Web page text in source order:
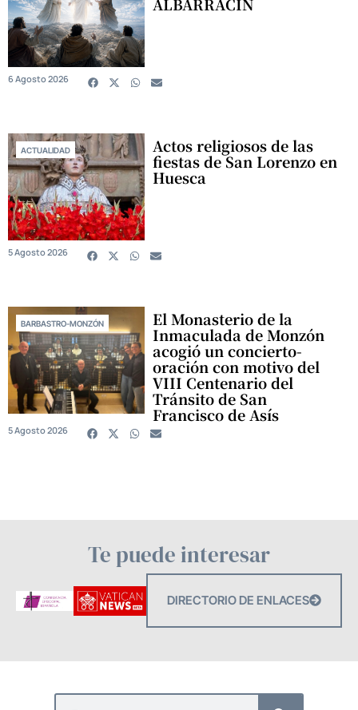
6 Agosto 2026
ACTUALIDAD Actos religiosos de las
fiestas de San Lorenzo en
Huesca
5 Agosto 2026
BARBASTRO-MONZÓN El Monasterio de la
Inmaculada de Monzón
acogió un concierto-
oración con motivo del
VIII Centenario del
Tránsito de San
Francisco de Asís
5 Agosto 2026
Te puede interesar
DIRECTORIO DE ENLACES